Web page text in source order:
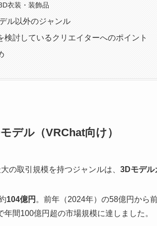
衣装・装飾品
ル以外のジャンル
検討しているクリエイターへのポイント
デル（VRChat向け）
の取引規模を持つジャンルは、 3Dモデル
104億円 。前年（2024年）の58億円から
年間100億円超の市場規模に達しました。